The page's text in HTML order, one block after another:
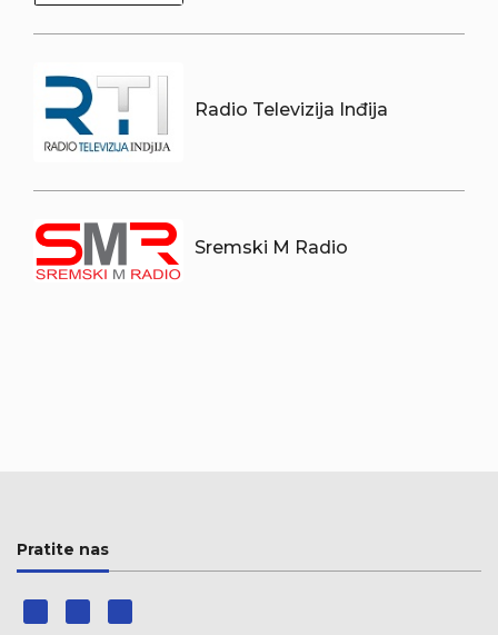
Radio Televizija Inđija
Sremski M Radio
Pratite nas